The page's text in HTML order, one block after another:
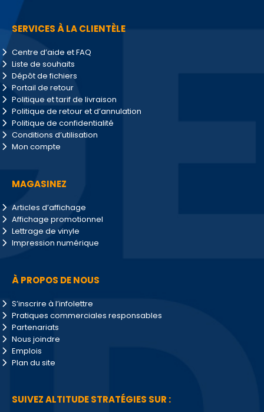
SERVICES À LA CLIENTÈLE
Centre d’aide et FAQ
Liste de souhaits
Dépôt de fichiers
Portail de retour
Politique et tarif de livraison
Politique de retour et d’annulation
Politique de confidentialité
Conditions d’utilisation
Mon compte
MAGASINEZ
Articles d’affichage
Affichage promotionnel
Lettrage de vinyle
Impression numérique
À PROPOS DE NOUS
S’inscrire à l’infolettre
Pratiques commerciales responsables
Partenariats
Nous joindre
Emplois
Plan du site
SUIVEZ ALTITUDE STRATÉGIES SUR :